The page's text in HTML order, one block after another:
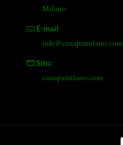
Milano
E-mail
info@canapamilano.com
Sito:
canapamilano.com